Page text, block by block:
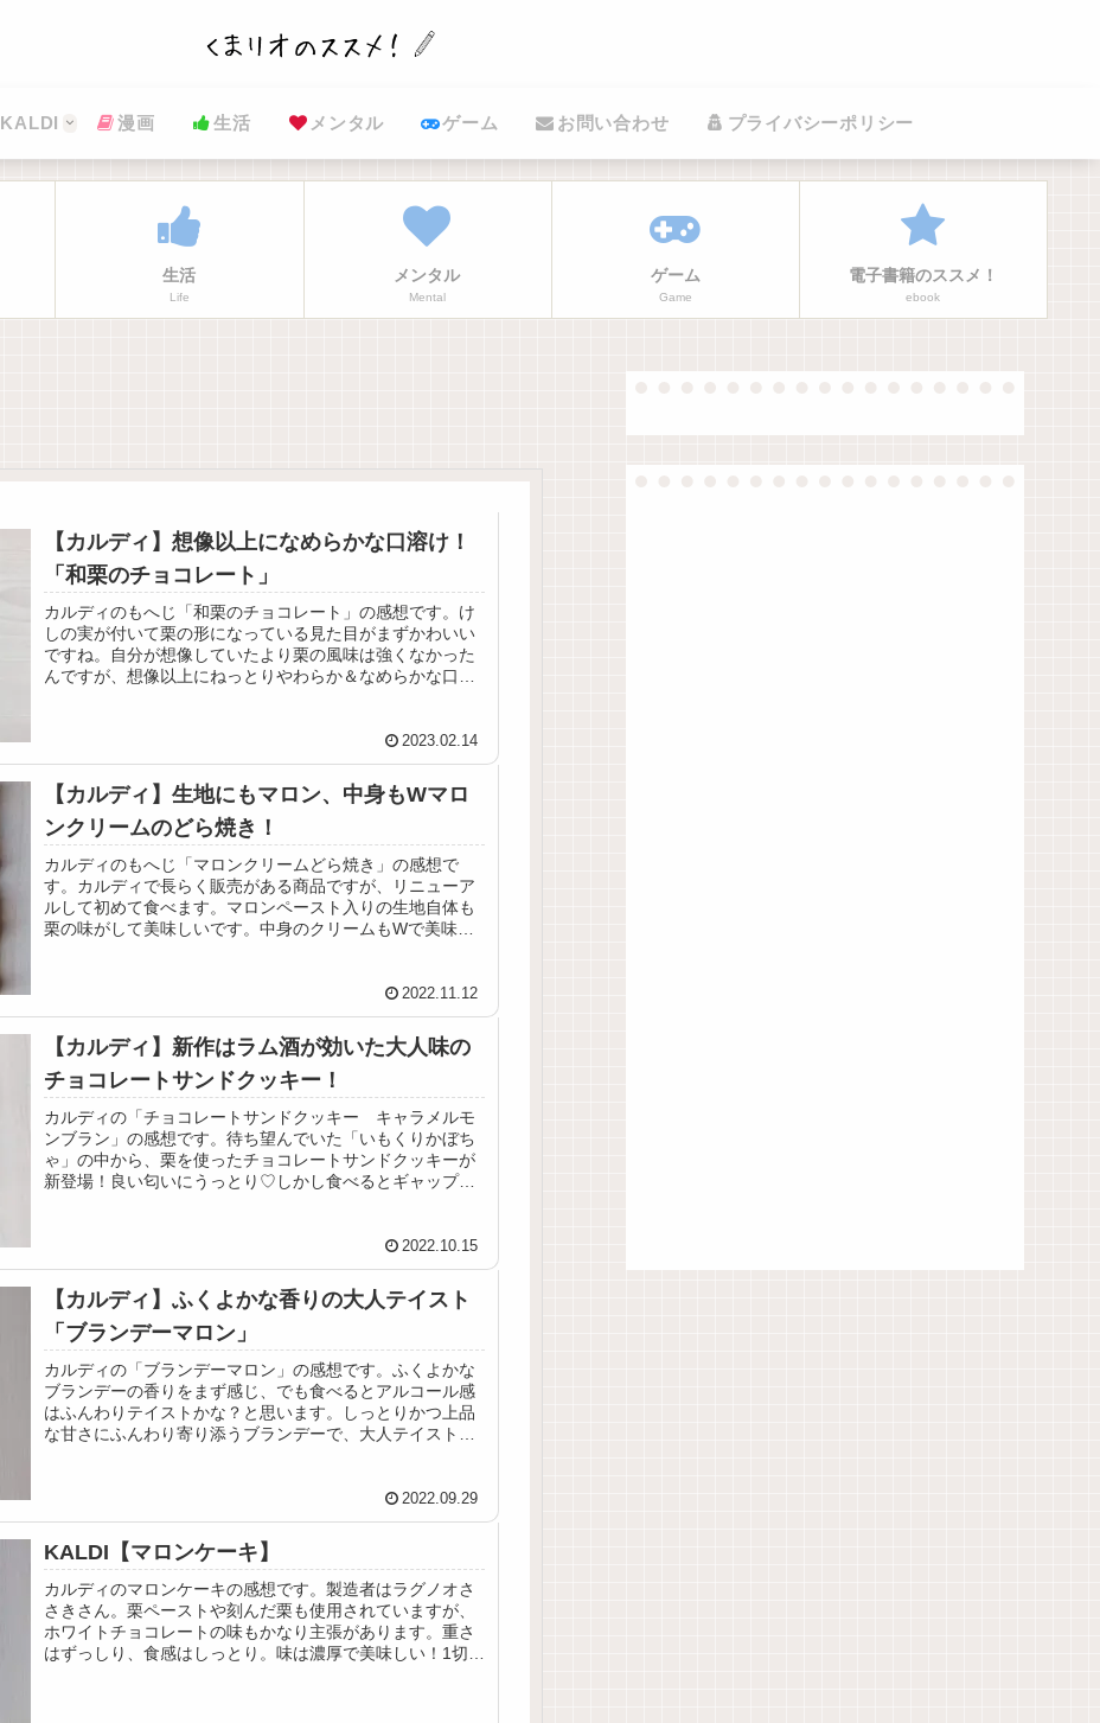
KALDI 漫画 生活 メンタル ゲーム お問い合わせ プライバシーポリシー
生活
Life
メンタル
Mental
ゲーム
Game
電子書籍のススメ！
ebook
【カルディ】想像以上になめらかな口溶け！
「和栗のチョコレート」
カルディのもへじ「和栗のチョコレート」の感想です。け
しの実が付いて栗の形になっている見た目がまずかわいい
ですね。自分が想像していたより栗の風味は強くなかった
んですが、想像以上にねっとりやわらか＆なめらかな口溶
2023.02.14
【カルディ】生地にもマロン、中身もWマロ
ンクリームのどら焼き！
カルディのもへじ「マロンクリームどら焼き」の感想で
す。カルディで長らく販売がある商品ですが、リニューア
ルして初めて食べます。マロンペースト入りの生地自体も
栗の味がして美味しいです。中身のクリームもWで美味し
2022.11.12
【カルディ】新作はラム酒が効いた大人味の
チョコレートサンドクッキー！
カルディの「チョコレートサンドクッキー キャラメルモ
ンブラン」の感想です。待ち望んでいた「いもくりかぼち
ゃ」の中から、栗を使ったチョコレートサンドクッキーが
新登場！良い匂いにうっとり♡しかし食べるとギャップ
2022.10.15
【カルディ】ふくよかな香りの大人テイスト
「ブランデーマロン」
カルディの「ブランデーマロン」の感想です。ふくよかな
ブランデーの香りをまず感じ、でも食べるとアルコール感
はふんわりテイストかな？と思います。しっとりかつ上品
な甘さにふんわり寄り添うブランデーで、大人テイストの
2022.09.29
KALDI【マロンケーキ】
カルディのマロンケーキの感想です。製造者はラグノオさ
さきさん。栗ペーストや刻んだ栗も使用されていますが、
ホワイトチョコレートの味もかなり主張があります。重さ
はずっしり、食感はしっとり。味は濃厚で美味しい！1切れ